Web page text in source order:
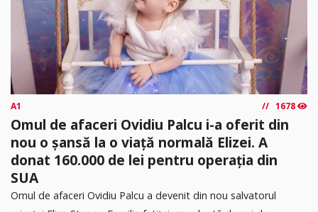
A1 1678
Omul de afaceri Ovidiu Palcu i-a oferit din
nou o șansă la o viață normală Elizei. A
donat 160.000 de lei pentru operația din
SUA
Omul de afaceri Ovidiu Palcu a devenit din nou salvatorul